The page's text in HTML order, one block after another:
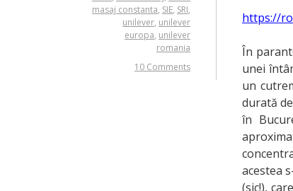
masaj constanta, SIE, SRI,
unilever, unilever
europa, unilever
romania
10 Comments
https://
În
unei
un
durată
în
acestea
(sic!),